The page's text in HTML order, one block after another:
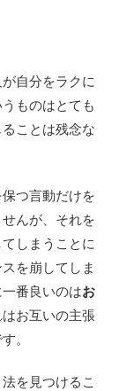
自分をラクに
ものはとても
ことは残念な
つ言動だけを
んが、それを
しまうことに
を崩してしま
番良いのはお
お互いの主張
。
を見つけるこ